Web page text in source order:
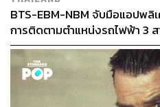
BTS-EBM-NBM จับมือแอปพลิ
การติดตามตำแหน่งรถไฟฟ้า 3